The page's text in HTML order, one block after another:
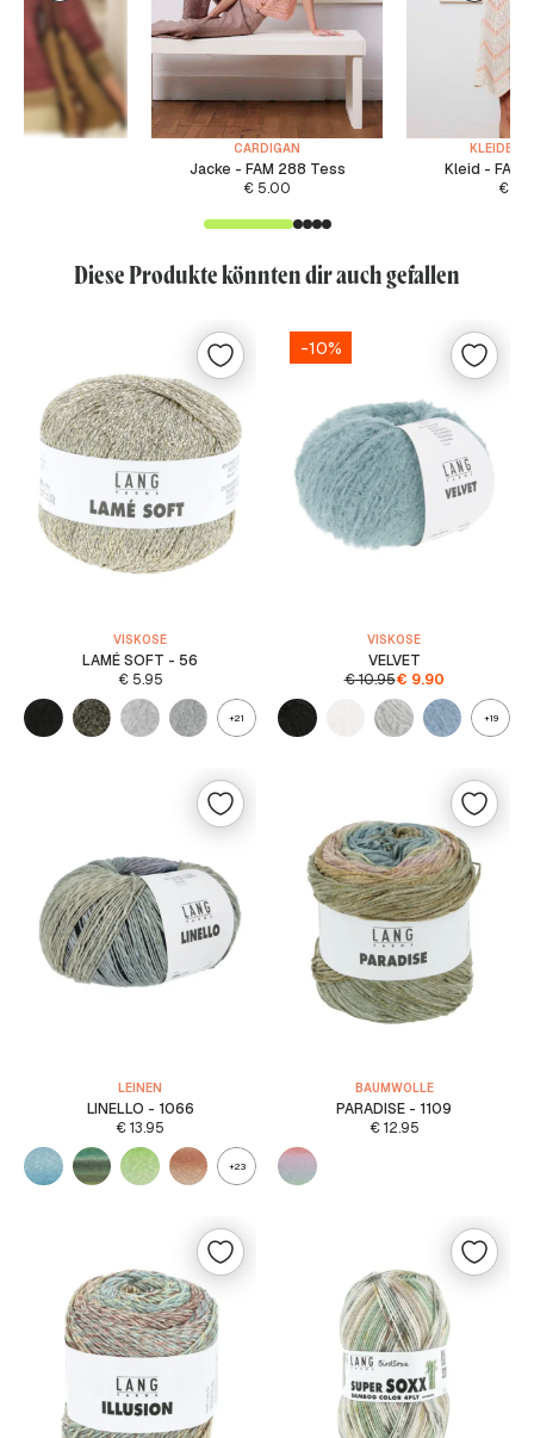
CARDIGAN
Jacke - FAM 288 Tess
€ 5.00
KLEIDER /
Kleid - FAM
€
Diese Produkte könnten dir auch gefallen
VISKOSE
LAMÉ SOFT - 56
€5.95
+21
-10%
VISKOSE
VELVET
€10.95€ 9.90
+19
LEINEN
LINELLO - 1066
€13.95
+23
BAUMWOLLE
PARADISE - 1109
€12.95